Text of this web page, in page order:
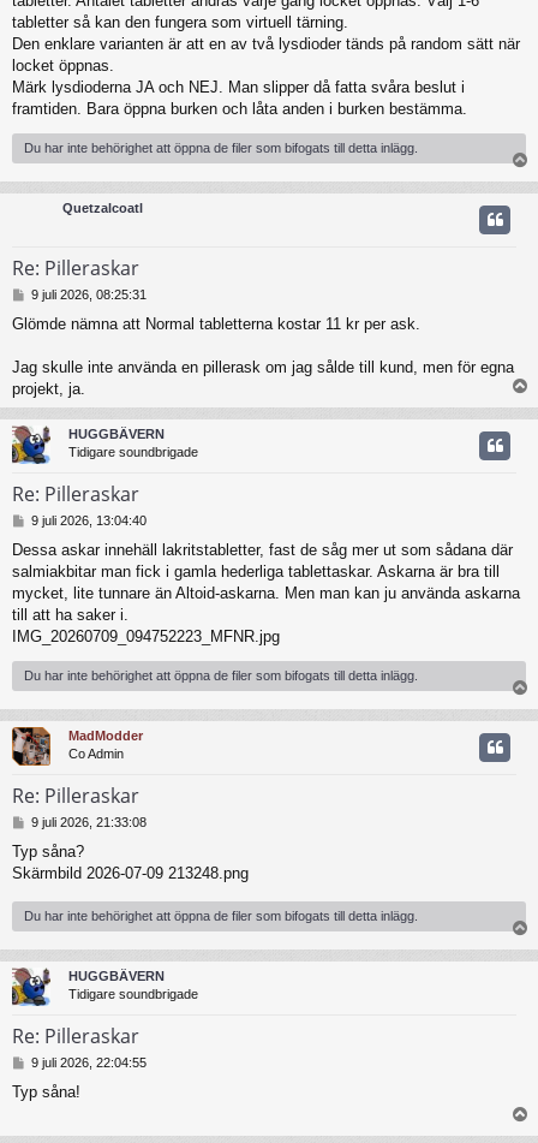
tabletter så kan den fungera som virtuell tärning.
Den enklare varianten är att en av två lysdioder tänds på random sätt när
locket öppnas.
Märk lysdioderna JA och NEJ. Man slipper då fatta svåra beslut i
framtiden. Bara öppna burken och låta anden i burken bestämma.
Du har inte behörighet att öppna de filer som bifogats till detta inlägg.
p
p
Quetzalcoatl
Re: Pilleraskar
l
g
g
9 juli 2026, 08:25:31
Glömde nämna att Normal tabletterna kostar 11 kr per ask.
Jag skulle inte använda en pillerask om jag sålde till kund, men för egna
projekt, ja.
p
p
HUGGBÄVERN
Tidigare soundbrigade
Re: Pilleraskar
l
ä
g
g
9 juli 2026, 13:04:40
Dessa askar innehäll lakritstabletter, fast de såg mer ut som sådana där
salmiakbitar man fick i gamla hederliga tablettaskar. Askarna är bra till
mycket, lite tunnare än Altoid-askarna. Men man kan ju använda askarna
till att ha saker i.
IMG_20260709_094752223_MFNR.jpg
Du har inte behörighet att öppna de filer som bifogats till detta inlägg.
p
p
MadModder
Co Admin
Re: Pilleraskar
l
ä
g
9 juli 2026, 21:33:08
Typ såna?
Skärmbild 2026-07-09 213248.png
Du har inte behörighet att öppna de filer som bifogats till detta inlägg.
p
p
HUGGBÄVERN
Tidigare soundbrigade
Re: Pilleraskar
l
g
9 juli 2026, 22:04:55
Typ såna!
p